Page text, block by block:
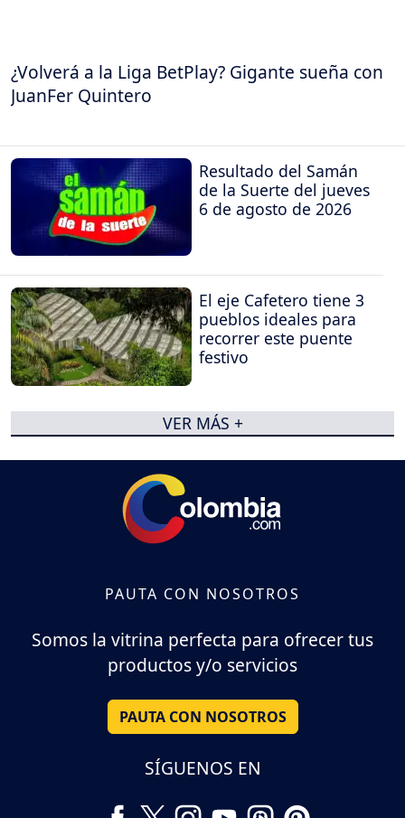
¿Volverá a la Liga BetPlay? Gigante sueña con
JuanFer Quintero
Resultado del Samán
de la Suerte del jueves
6 de agosto de 2026
El eje Cafetero tiene 3
pueblos ideales para
recorrer este puente
festivo
VER MÁS +
PAUTA CON NOSOTROS
Somos la vitrina perfecta para ofrecer tus
productos y/o servicios
PAUTA CON NOSOTROS
SÍGUENOS EN